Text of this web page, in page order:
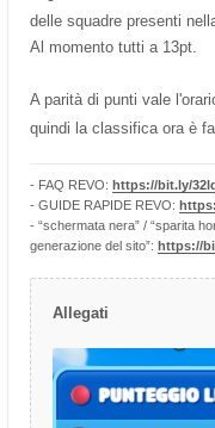
delle squadre presenti
Al momento tutti a 13pt.
A parità di punti vale
quindi la classifica ora è
- FAQ REVO: https://bit.ly/
- GUIDE RAPIDE REVO:
- “schermata nera” / “sparita
generazione del sito”: https://
Allegati